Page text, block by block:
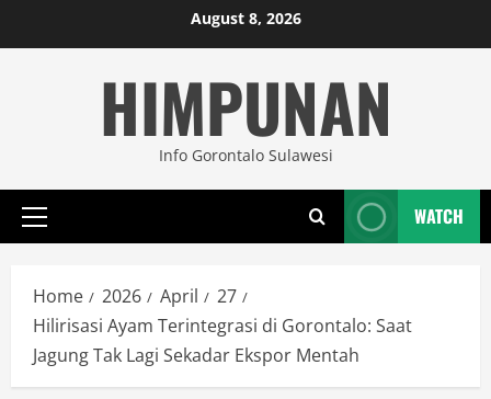
to
August 8, 2026
HIMPUNAN
Info Gorontalo Sulawesi
Primary
WATCH
Home 2026 April
27
Hilirisasi Ayam Terintegrasi di Gorontalo: Saat
Jagung Tak Lagi Sekadar Ekspor Mentah